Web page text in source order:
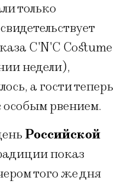
только
C'N'C Costume
недели),
а гости теперь
рвением.
Российской
показ
того же дня